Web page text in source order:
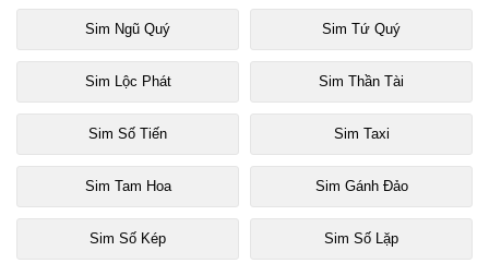
Sim Ngũ Quý Sim Tứ Quý
Sim Lộc Phát Sim Thần Tài
Sim Số Tiến Sim Taxi
Sim Tam Hoa Sim Gánh Đảo
Sim Số Kép Sim Số Lặp